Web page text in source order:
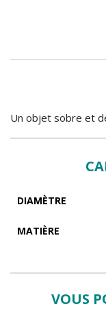
Un objet sobre et
DIAMÈTRE
MATIÈRE
VOUS